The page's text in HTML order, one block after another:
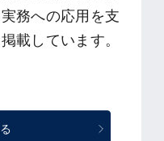
務への応用を支
載しています。